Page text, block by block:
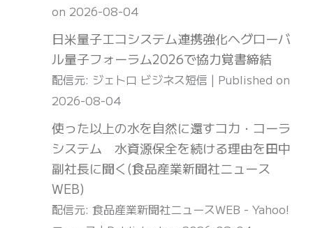
on 2026-08-04
日米量子エコシステム連携強化へグローバ
ル量子フォーラム2026で協力覚書締結
配信元: ジェトロ ビジネス短信
Published on
2026-08-04
使った以上の水を自然に還すコカ・コーラ
システム 水資源保全を続ける理由を田中
副社長に聞く(食品産業新聞社ニュース
WEB)
配信元: 食品産業新聞社ニュースWEB - Yahoo!